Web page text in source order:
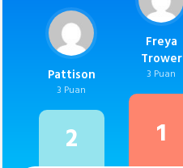
Freya
Trower
3 Puan
1
Pattison
3 Puan
2